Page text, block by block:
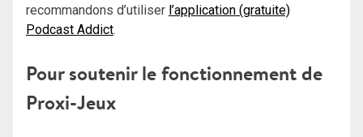
recommandons d’utiliser l’application (gratuite)
Podcast Addict.
Pour soutenir le fonctionnement de
Proxi-Jeux